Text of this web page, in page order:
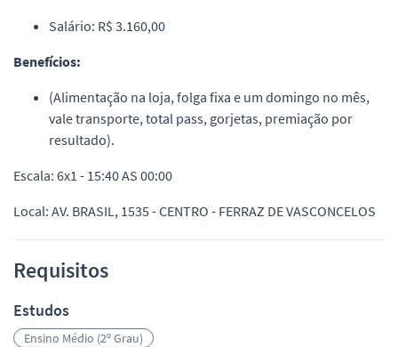
Salário: R$ 3.160,00
Benefícios:
(Alimentação na loja, folga fixa e um domingo no mês,
vale transporte, total pass, gorjetas, premiação por
resultado).
Escala: 6x1 - 15:40 AS 00:00
Local: AV. BRASIL, 1535 - CENTRO - FERRAZ DE VASCONCELOS
Requisitos
Estudos
Ensino Médio (2º Grau)